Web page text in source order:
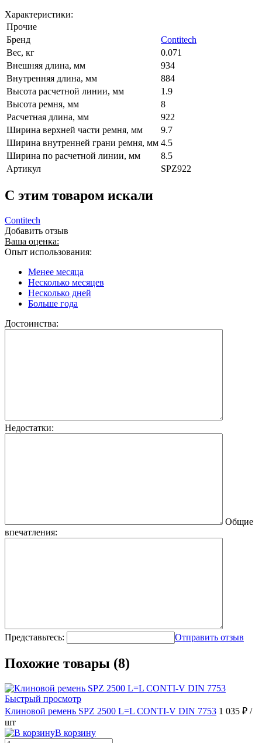
Характеристики:
Прочие
Бренд
Contitech
Вес, кг
0.071
Внешняя длина, мм
934
Внутренняя длина, мм
884
Высота расчетной линии, мм
1.9
Высота ремня, мм
8
Расчетная длина, мм
922
Ширина верхней части ремня, мм
9.7
Ширина внутренней грани ремня, мм 4.5
Ширина по расчетной линии, мм
8.5
Артикул
SPZ922
C этим товаром искали
Contitech
Добавить отзыв
Ваша оценка:
Опыт использования:
Менее месяца
Несколько месяцев
Несколько дней
Больше года
Достоинства:
Недостатки:
Общие
впечатления:
Представьтесь: Отправить отзыв
Похожие товары (8)
Быстрый просмотр
Клиновой ремень SPZ 2500 L=L CONTI-V DIN 7753 1 035 ₽ /
шт
В корзину